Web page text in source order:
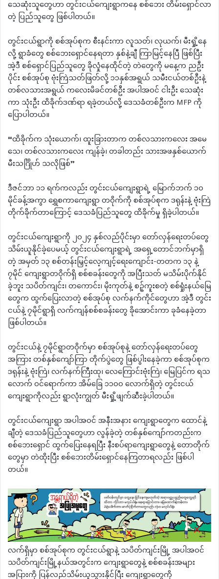
သေဆုံးသူတွေဟာ တွင်းငယ်ကျေးရွာကနေ စစ်ဘေး တိမ်းရှောင်လာ
တဲ့ ပြည်သူတွေ ဖြစ်ပါတယ်။
တွင်းငယ်ရွာကို စစ်အုပ်စုက စီးနင်းကာ လူသတ်၊ လုယက်၊ မီးရှို့နေ
လို့ ရွာခံတွေ စစ်ဘေးရှောင်နေရတာ နှစ်နဲ့ချီ ကြာမြင့်နေပြီ ဖြစ်ပြီး
အဲ့ဒီ စစ်ရှောင်ပြည်သူတွေ ခိုလှုံနေထိုင်တဲ့ တဲတွေကို မနေ့က ညဦး
ပိုင်း စစ်အုပ်စု ဗုံးကြဲသတ်ဖြတ်လို့ ၁၁နှစ်အရွယ် သမီးငယ်တစ်ဦးနဲ့
တစ်လသားအရွယ် ကလေးမိခင်တစ်ဦး အပါအဝင် ငါးဦး သေဆုံး
ကာ သုံးဦး ထိခိုက်ဒဏ်ရာ ရခဲ့တယ်လို့ ဒေသခံတစ်ဦးက MFP ကို
ပြောပါတယ်။
“ထိခိုက်က သုံးယောက်၊ ထူးခြားတာက တစ်လသားကလေး အမေ
သေ၊ တစ်လသားကလေး ကျန်ခဲ့၊ တခါတည်း သားအဖနှစ်ယောက်
မီးသင်္ဂြိုဟ် သလိုဖြစ်”
ဒီဇင်ဘာ ၁၁ ရက်ကလည်း တွင်းငယ်ကျေးရွာရဲ့ မြောက်ဘက် ၁၀
မိုင်ခန့်အကွာ ရွှေစကာကျေးရွာ တဝိုက်ကို စစ်အုပ်စုက ဒရုန်းနဲ့ ဗုံးကြဲ
တိုက်ခိုက်တာကြောင့် ဒေသခံပြည်သူတွေ ထိခိုက်မှု ရှိခဲ့ပါတယ်။
တွင်းငယ်ကျေးရွာကို ၂၀၂၄ နှစ်လည်ပိုင်းမှာ တော်လှန်ရေးတပ်တွေ
သိမ်းယူနိုင်ခဲ့ပေမယ့် တွင်းငယ်ကျေးရွာရဲ့ အရှေ့တောင်ဘက်မှာရှိ
တဲ့ အမှတ် ၁၃ စစ်တန်းမြှင့်လေ့ကျင့်ရေးကျောင်း-တတက ၁၃ နဲ့
၇မိုင် ကျေးရွာတဝိုက်ရှိ စစ်စခန်းတွေကို အပြီးသတ် မသိမ်းပိုက်နိုင်
ခဲ့ဘူး သပိတ်ကျင်း၊ တကောင်း၊ မိုးကုတ်နဲ့ စဉ့်ကူးစတဲ့ စစ်ရှုံးနယ်မြေ
တွေက ထွက်ပြေးလာတဲ့ စစ်အုပ်စု လက်နက်ကိုင်တွေဟာ အဲ့ဒီ တွင်း
ငယ်နဲ့ ၇မိုင်ရွာရှိ လက်ကျန်စစ်စခန်းတွေ ခိုအောင်းကာ ခုခံနေခဲ့တာ
ဖြစ်ပါတယ်။
တွင်းငယ်နဲ့ ၇မိုင်ရွာတဝိုက်မှာ စစ်အုပ်စုနဲ့ တော်လှန်ရေးတပ်တွေ
အကြား တစ်နှစ်ကျော်ကြာ တိုက်ပွဲတွေ ဖြစ်ပွါးနေခဲ့ကာ စစ်အုပ်စုက
ဒရုန်းနဲ့ ဗုံးကြဲ၊ လက်နက်ကြီးထု၊ လေကြောင်းဗုံးကြဲ၊ မြေပြင်က ရသ
လောက် ဝင်ရောက်ကာ အိမ်ခြေ ၁၁၀၀ လောက်ရှိတဲ့ တွင်းငယ်
ကျေးရွာကိုလည်း ရွာလုံးကျွတ် မီးရှို့ဖျက်ဆီးခဲ့ပါတယ်။
တွင်းငယ်ကျေးရွာ အပါအဝင် အနီးအနား ကျေးရွာတွေက ထောင်နဲ့
ချီတဲ့ ဒေသခံပြည်သူတွေဟာ လွန်ခဲ့တဲ့ တစ်နှစ်ကျော်ကတည်းက
စစ်ဘေးရှောင် ထွက်ပြေးနေရပြီး နီးစပ်ရာကျေးရွာတွေနဲ့ တောတိုက်
တွေမှာ တဲထိုးပြီး စစ်ဘေးတိမ်းရှောင်နေကြတာရလည်း ဖြစ်ပါ
တယ်။
လက်ရှိမှာ စစ်အုပ်စုက တွင်းငယ်ရွာနဲ့ သပိတ်ကျင်းမြို့ အပါအဝင်
သပိတ်ကျင်းမြို့နယ်အတွင်းက ကျေးရွာတွေနဲ့ စစ်စခန်းအများ
အပြားကို ပြန်လည်သိမ်းယူသွားနိုင်ပြီး ကျေးရွာတွေကို